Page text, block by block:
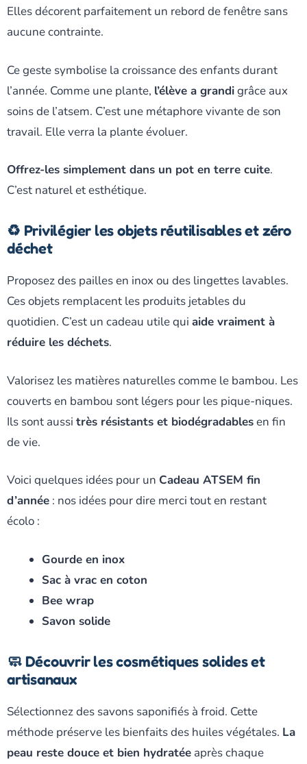
Elles décorent parfaitement un rebord de fenêtre sans
aucune contrainte.
Ce geste symbolise la croissance des enfants durant
l’année. Comme une plante, l’élève a grandigrâce aux
soins de l’atsem. C’est une métaphore vivante de son
travail. Elle verra la plante évoluer.
Offrez-les simplement dans un pot en terre cuite.
C’est naturel et esthétique.
♻️ Privilégier les objets réutilisables et zéro
déchet
Proposez des pailles en inox ou des lingettes lavables.
Ces objets remplacent les produits jetables du
quotidien. C’est un cadeau utile qui aide vraiment à
réduire les déchets.
Valorisez les matières naturelles comme le bambou. Les
couverts en bambou sont légers pour les pique-niques.
Ils sont aussi très résistants et biodégradablesen fin
de vie.
Voici quelques idées pour un Cadeau ATSEM fin
d’année : nos idées pour dire merci tout en restant
écolo :
Gourde en inox
Sac à vrac en coton
Bee wrap
Savon solide
🧼 Découvrir les cosmétiques solides et
artisanaux
Sélectionnez des savons saponifiés à froid. Cette
méthode préserve les bienfaits des huiles végétales. La
peau reste douce et bien hydratée après chaque